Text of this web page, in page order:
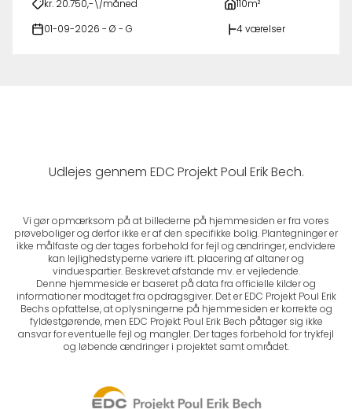
kr. 20.750,-\/måned 110m²
01-09-2026 - Ø - G 4 værelser
Udlejes gennem EDC Projekt Poul Erik Bech.
Vi gør opmærksom på at billederne på hjemmesiden er fra vores
prøveboliger og derfor ikke er af den specifikke bolig. Plantegninger er
ikke målfaste og der tages forbehold for fejl og ændringer, endvidere
kan lejlighedstyperne variere ift. placering af altaner og
vinduespartier. Beskrevet afstande mv. er vejledende.
Denne hjemmeside er baseret på data fra officielle kilder og
informationer modtaget fra opdragsgiver. Det er EDC Projekt Poul Erik
Bechs opfattelse, at oplysningerne på hjemmesiden er korrekte og
fyldestgørende, men EDC Projekt Poul Erik Bech påtager sig ikke
ansvar for eventuelle fejl og mangler. Der tages forbehold for trykfejl
og løbende ændringer i projektet samt området.